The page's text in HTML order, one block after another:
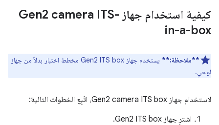
كيفية استخدام جهاز Gen2 camera ITS-
in-a-box
**ملاحظة:**
يستخدم جهاز Gen2 ITS box مخطط اختبار بدلاً من جهاز
لوحي.
لاستخدام جهاز Gen2 camera ITS box، اتّبِع الخطوات التالية:
اشترِ جهاز Gen2 ITS box.